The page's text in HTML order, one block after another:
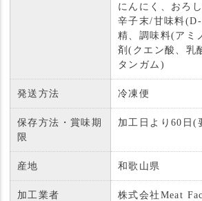
にんにく、おろ
辛子末/甘味料
精、調味料(アミ
剤(クエン酸、乳
タンガム)
発送方法 冷凍便
保存方法・賞味期
限
加工日より60日
産地 和歌山県
加工業者
株式会社Meat